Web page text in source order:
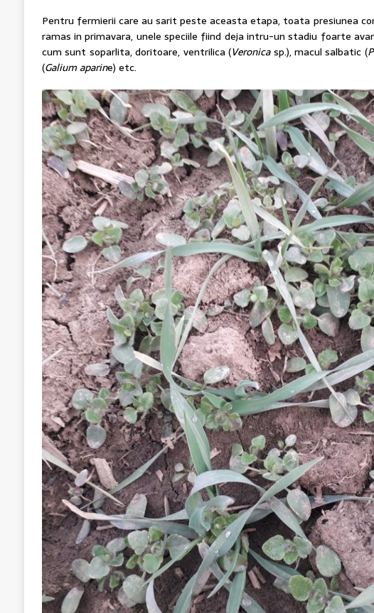
Pentru fermierii care au sarit peste aceasta etapa, toata presiunea
ramas in primavara, unele speciile fiind deja intru-un stadiu foarte
cum sunt soparlita, doritoare, ventrilica (Veronicasp.), macul salbatic (
(Galium aparine) etc.